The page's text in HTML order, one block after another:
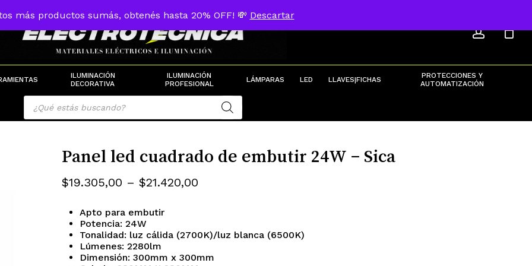
más productos sumás, obtenés hasta 20% OFF! 💸 Descartar
ILUMINACIÓN
DECORATIVA
ILUMINACIÓN
PROFESIONAL
LÁMPARAS LED LLAVES|FICHAS
PROTECCIONES Y
AUTOMATIZACIÓN
Cart Cart
Products
search
Panel led cuadrado de embutir 24W – Sica
$19.305,00 – $21.420,00Rango
desde
$19.305,00
Apto para embutir
Potencia: 24W
Tonalidad: luz cálida (2700K)/luz blanca (6500K)
Lúmenes: 2280lm
Dimensión: 300mm x 300mm